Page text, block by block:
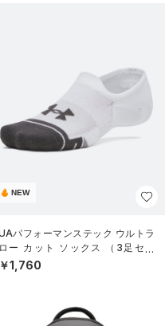
NEW
パフォーマンステック ウルトラ
ロー カット ソックス （3足セッ
ト）（トレーニング/UNISEX）
￥1,760